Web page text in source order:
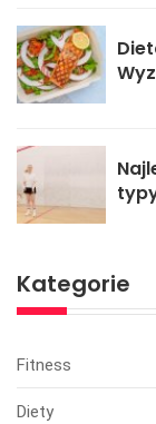
Kategorie
Fitness
Diety